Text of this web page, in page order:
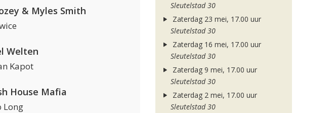
& Myles Smith
Welten
Kapot
House Mafia
Long
Sleutelstad 30
Zaterdag 23 mei, 17.00 uur
Sleutelstad 30
Zaterdag 16 mei, 17.00 uur
Sleutelstad 30
Zaterdag 9 mei, 17.00 uur
Sleutelstad 30
Zaterdag 2 mei, 17.00 uur
Sleutelstad 30